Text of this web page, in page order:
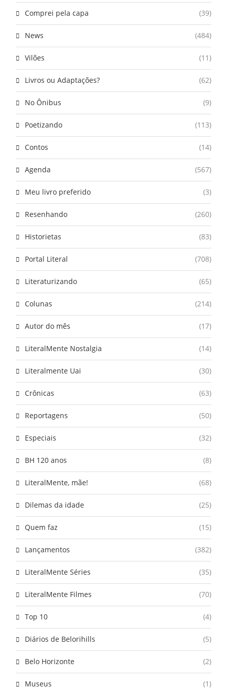
Comprei pela capa (39)
News (484)
Vilões (11)
Livros ou Adaptações? (62)
No Ônibus (9)
Poetizando (113)
Contos (14)
Agenda (567)
Meu livro preferido (3)
Resenhando (260)
Historietas (83)
Portal Literal (708)
Literaturizando (65)
Colunas (214)
Autor do mês (17)
LiteralMente Nostalgia (14)
Literalmente Uai (30)
Crônicas (63)
Reportagens (50)
Especiais (32)
BH 120 anos (8)
LiteralMente, mãe! (68)
Dilemas da idade (25)
Quem faz (15)
Lançamentos (382)
LiteralMente Séries (35)
LiteralMente Filmes (70)
Top 10 (4)
Diários de Belorihills (5)
Belo Horizonte (2)
Museus (1)